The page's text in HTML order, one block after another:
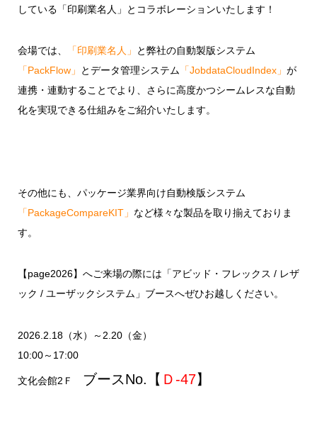
している「印刷業名人」とコラボレーションいたします！
会場では、 「印刷業名人」
と弊社の自動製版システム
「PackFlow」 とデータ管理システム 「JobdataCloudIndex」 が
連携・連動することでより、さらに高度かつシームレスな自動
化を実現できる仕組みをご紹介いたします。
その他にも、パッケージ業界向け自動検版システム
「PackageCompareKIT」 など様々な製品を取り揃えておりま
す。
【page2026】へご来場の際には「アビッド・フレックス / レザ
ック / ユーザックシステム」ブースへぜひお越しください。
2026.2.18（水）～2.20（金）
10:00～17:00
文化会館2Ｆ ブースNo.【 Ｄ-47】